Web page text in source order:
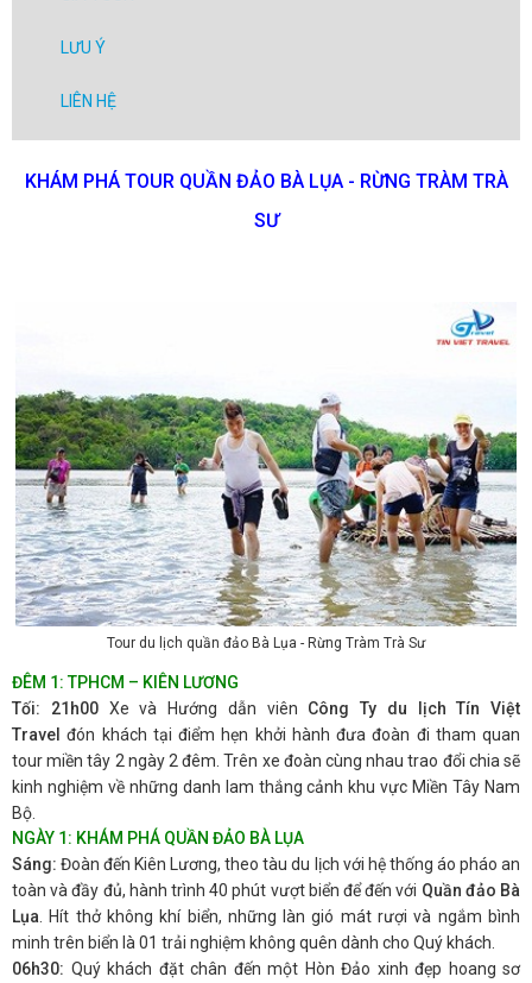
LƯU Ý
LIÊN HỆ
KHÁM PHÁ TOUR QUẦN ĐẢO BÀ LỤA - RỪNG TRÀM TRÀ
SƯ
Tour du lịch quần đảo Bà Lụa - Rừng Tràm Trà Sư
ĐÊM 1: TPHCM – KIÊN LƯƠNG
Tối: 21h00Xe và Hướng dẫn viên Công Ty du lịch Tín Việt
Travel đón khách tại điểm hẹn khởi hành đưa đoàn đi tham quan
tour miền tây 2 ngày 2 đêm. Trên xe đoàn cùng nhau trao đổi chia sẽ
kinh nghiệm về những danh lam thắng cảnh khu vực Miền Tây Nam
Bộ.
NGÀY 1: KHÁM PHÁ QUẦN ĐẢO BÀ LỤA
Sáng: Đoàn đến Kiên Lương, theo tàu du lịch với hệ thống áo pháo an
toàn và đầy đủ, hành trình 40 phút vượt biển để đến với Quần đảo Bà
Lụa . Hít thở không khí biển, những làn gió mát rượi và ngắm bình
minh trên biển là 01 trải nghiệm không quên dành cho Quý khách.
06h30: Quý khách đặt chân đến một Hòn Đảo xinh đẹp hoang sơ